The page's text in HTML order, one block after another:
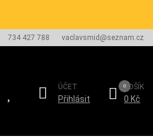
734 427 788 vaclavsmid@seznam.cz
ÚČET
Přihlásit
KOŠÍK
0 Kč